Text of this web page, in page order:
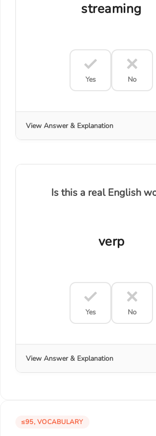
streaming
Yes No
View Answer & Explanation
Is this a real English
verp
Yes No
View Answer & Explanation
≤95, VOCABULARY